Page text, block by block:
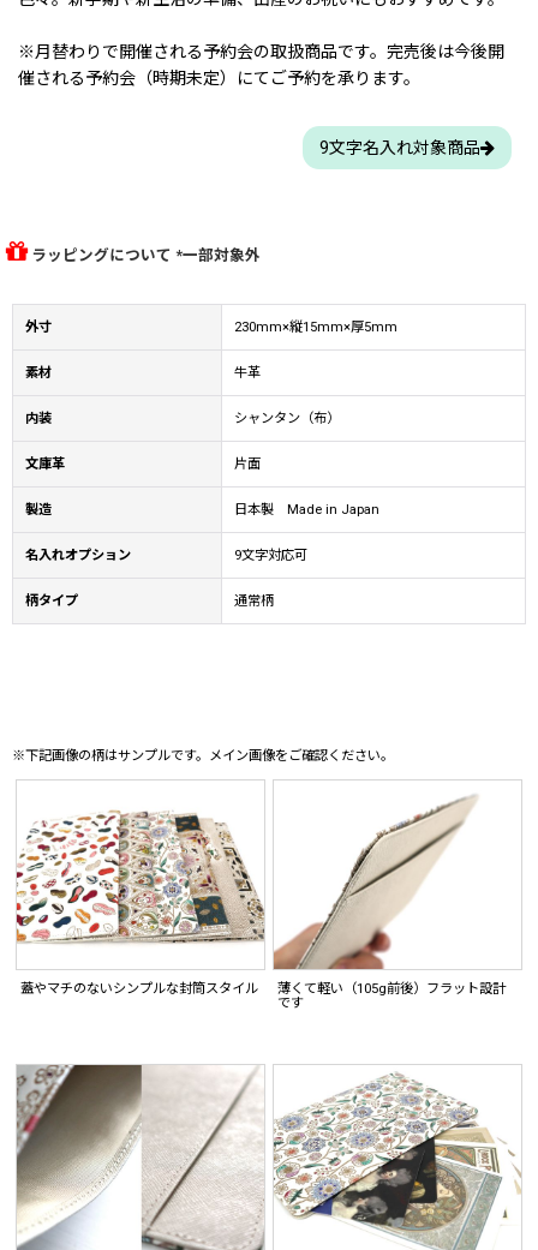
※月替わりで開催される予約会の取扱商品です。完売後は今後開
催される予約会（時期未定）にてご予約を承ります。
9文字名入れ対象商品
ラッピングについて *一部対象外
外寸 230mm×縦15mm×厚5mm
素材 牛革
内装 シャンタン（布）
文庫革 片面
製造 日本製 Made in Japan
名入れオプション 9文字対応可
柄タイプ 通常柄
※下記画像の柄はサンプルです。メイン画像をご確認ください。
蓋やマチのないシンプルな封筒スタイル
薄くて軽い（105g前後）フラット設計
です